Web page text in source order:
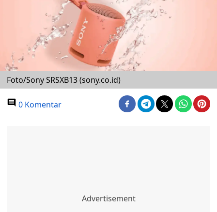
Foto/Sony SRSXB13 (sony.co.id)
0 Komentar